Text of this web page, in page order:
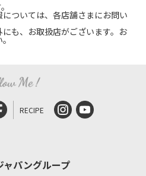
ついては、各店舗さまにお問い
も、お取扱店がございます。お
RECIPE
ャパングループ